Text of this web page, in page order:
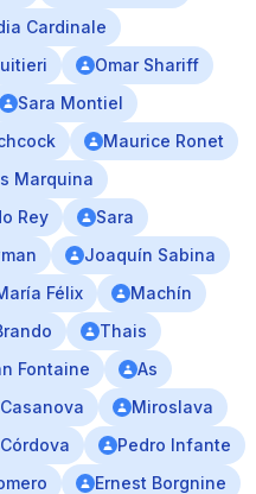
Cardinale
Omar Shariff
Sara Montiel
Maurice Ronet
Marquina
Rey
Sara
Joaquín Sabina
Félix
Machín
Thais
Fontaine
As
Miroslava
Pedro Infante
Ernest Borgnine